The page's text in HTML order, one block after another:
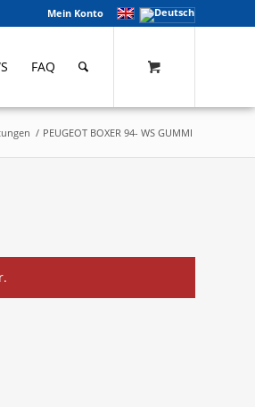
Mein Konto
FAQ
/ PEUGEOT BOXER 94- WS GUMMI